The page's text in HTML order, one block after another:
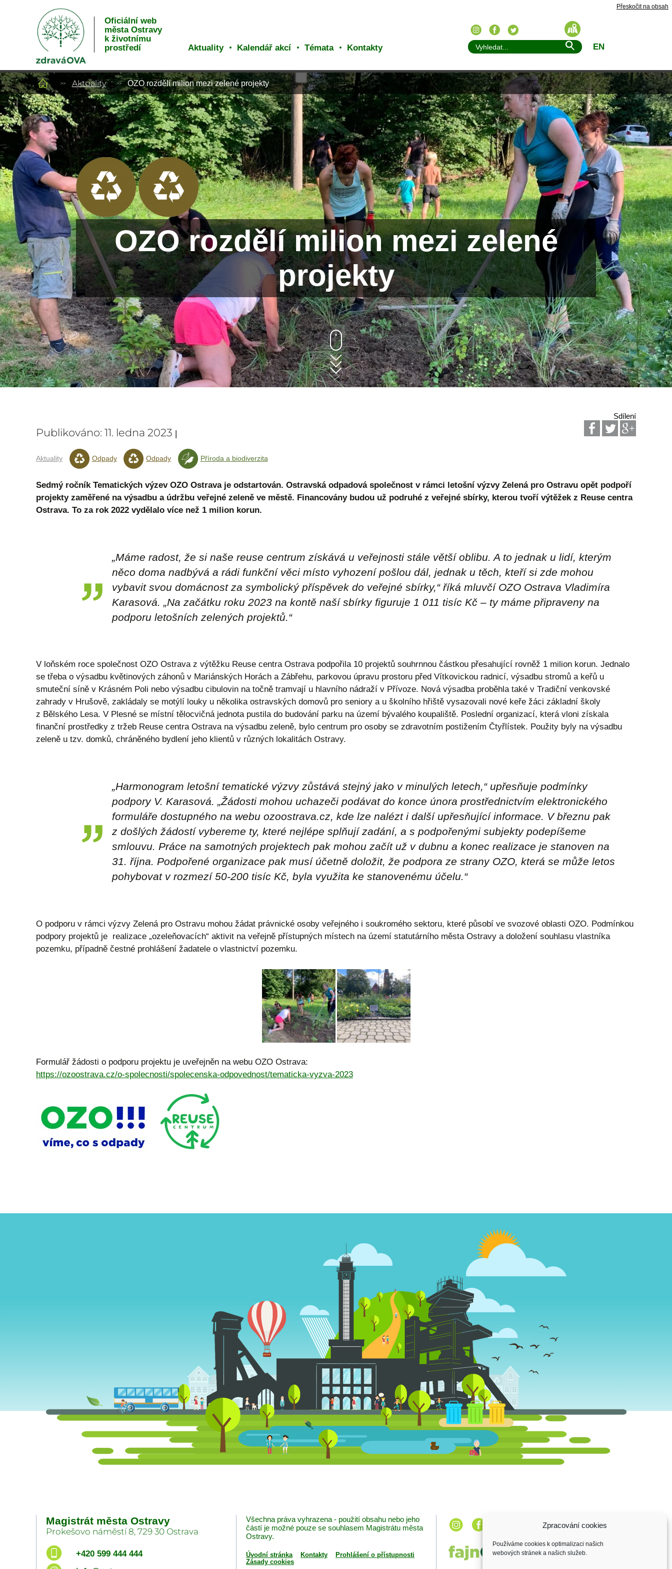
Zpracování cookies
Používáme cookies k optimalizaci našich
webových stránek a našich služeb.
Přeskočit na obsah
Oficiální web
města Ostravy
k životnímu
prostředí
Aktuality Kalendář akcí Témata Kontakty EN
Aktuality OZO rozdělí milion mezi zelené projekty
OZO rozdělí milion mezi zelené
projekty
Sdílení
Publikováno: 11. ledna 2023 |
Aktuality Odpady Odpady Příroda a biodiverzita
Sedmý ročník Tematických výzev OZO Ostrava je odstartován. Ostravská odpadová společnost v rámci letošní výzvy Zelená pro Ostravu opět podpoří
projekty zaměřené na výsadbu a údržbu veřejné zeleně ve městě. Financovány budou už podruhé z veřejné sbírky, kterou tvoří výtěžek z Reuse centra
Ostrava. To za rok 2022 vydělalo více než 1 milion korun.
„Máme radost, že si naše reuse centrum získává u veřejnosti stále větší oblibu. A to jednak u lidí, kterým
něco doma nadbývá a rádi funkční věci místo vyhození pošlou dál, jednak u těch, kteří si zde mohou
vybavit svou domácnost za symbolický příspěvek do veřejné sbírky,“ říká mluvčí OZO Ostrava Vladimíra
Karasová. „Na začátku roku 2023 na kontě naší sbírky figuruje 1 011 tisíc Kč – ty máme připraveny na
podporu letošních zelených projektů.“
V loňském roce společnost OZO Ostrava z výtěžku Reuse centra Ostrava podpořila 10 projektů souhrnnou částkou přesahující rovněž 1 milion korun. Jednalo
se třeba o výsadbu květinových záhonů v Mariánských Horách a Zábřehu, parkovou úpravu prostoru před Vítkovickou radnicí, výsadbu stromů a keřů u
smuteční síně v Krásném Poli nebo výsadbu cibulovin na točně tramvají u hlavního nádraží v Přívoze. Nová výsadba proběhla také v Tradiční venkovské
zahrady v Hrušově, zakládaly se motýlí louky u několika ostravských domovů pro seniory a u školního hřiště vysazovali nové keře žáci základní školy
z Bělského Lesa. V Plesné se místní tělocvičná jednota pustila do budování parku na území bývalého koupaliště. Poslední organizací, která vloni získala
finanční prostředky z tržeb Reuse centra Ostrava na výsadbu zeleně, bylo centrum pro osoby se zdravotním postižením Čtyřlístek. Použity byly na výsadbu
zeleně u tzv. domků, chráněného bydlení jeho klientů v různých lokalitách Ostravy.
„Harmonogram letošní tematické výzvy zůstává stejný jako v minulých letech,“ upřesňuje podmínky
podpory V. Karasová. „Žádosti mohou uchazeči podávat do konce února prostřednictvím elektronického
formuláře dostupného na webu ozoostrava.cz, kde lze nalézt i další upřesňující informace. V březnu pak
z došlých žádostí vybereme ty, které nejlépe splňují zadání, a s podpořenými subjekty podepíšeme
smlouvu. Práce na samotných projektech pak mohou začít už v dubnu a konec realizace je stanoven na
31. října. Podpořené organizace pak musí účetně doložit, že podpora ze strany OZO, která se může letos
pohybovat v rozmezí 50-200 tisíc Kč, byla využita ke stanovenému účelu.“
O podporu v rámci výzvy Zelená pro Ostravu mohou žádat právnické osoby veřejného i soukromého sektoru, které působí ve svozové oblasti OZO. Podmínkou
podpory projektů je realizace „ozeleňovacích“ aktivit na veřejně přístupných místech na území statutárního města Ostravy a doložení souhlasu vlastníka
pozemku, případně čestné prohlášení žadatele o vlastnictví pozemku.
Formulář žádosti o podporu projektu je uveřejněn na webu OZO Ostrava:
https://ozoostrava.cz/o-spolecnosti/spolecenska-odpovednost/tematicka-vyzva-2023
Magistrát města Ostravy
Prokešovo náměstí 8, 729 30 Ostrava
+420 599 444 444
Všechna práva vyhrazena - použití obsahu nebo jeho
částí je možné pouze se souhlasem Magistrátu města
Ostravy.
Úvodní stránka Kontakty
Prohlášení o přístupnosti
Zásady cookies